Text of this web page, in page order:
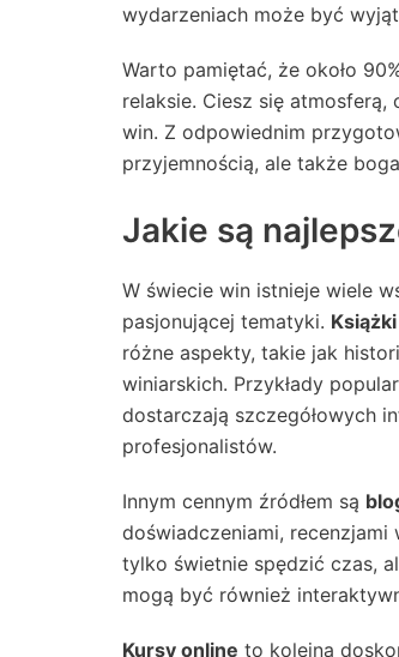
wydarzeniach może być
Warto pamiętać, że około
relaksie. Ciesz się
win. Z odpowiednim
przyjemnością, ale także
Jakie są
W świecie win istnieje wiele
pasjonującej tematyki. Książki
różne aspekty, takie jak
winiarskich. Przykłady
dostarczają szczegółowych
profesjonalistów.
Innym cennym źródłem są
doświadczeniami,
tylko świetnie spędzić czas,
mogą być również
Kursy online to kolejna